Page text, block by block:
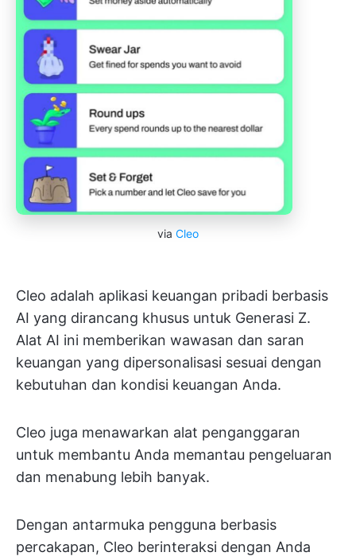
via Cleo
Cleo adalah aplikasi keuangan pribadi berbasis
AI yang dirancang khusus untuk Generasi Z.
Alat AI ini memberikan wawasan dan saran
keuangan yang dipersonalisasi sesuai dengan
kebutuhan dan kondisi keuangan Anda.
Cleo juga menawarkan alat penganggaran
untuk membantu Anda memantau pengeluaran
dan menabung lebih banyak.
Dengan antarmuka pengguna berbasis
percakapan, Cleo berinteraksi dengan Anda